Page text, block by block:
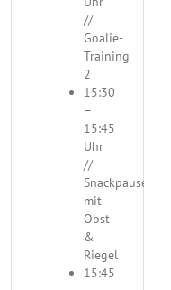
//
Goalie-
Training
2
15:30
–
15:45
Uhr
//
Snackpause
mit
Obst
&
Riegel
15:45